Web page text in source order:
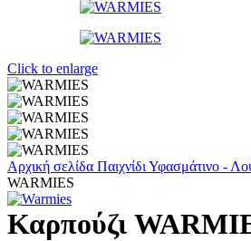
Click to enlarge
Αρχική σελίδα Παιχνίδι Υφασμάτινο -
WARMIES
Καρπούζι